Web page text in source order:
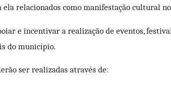
ela relacionados como manifestação cultural
e incentivar a realização de eventos,
do município.
ser realizadas através de: